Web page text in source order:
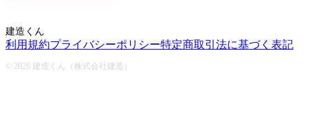
建造くん
利用規約プライバシーポリシー特定商取引法に基づく表記
© 2026 建造くん（株式会社建造）